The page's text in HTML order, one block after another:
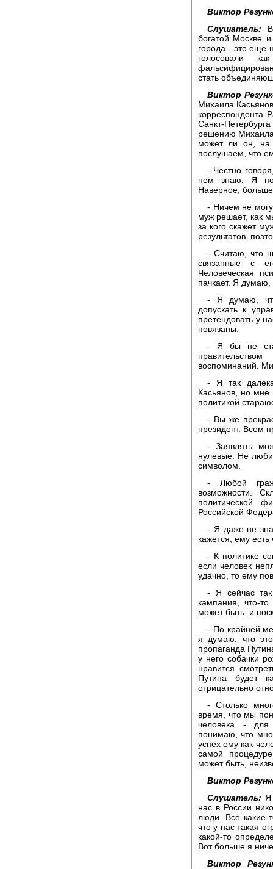
Виктор
Слушатель:
богатой Москве
города - это еще
голосовали
стать
Виктор
Михаила
корреспондента
Санкт-
решению Михаила
может ли он, на
послушаем, что
- Честно
нем знаю. Я
Наверное,
- Ничем не
муж решает, как
за кого скажет
результатов,
- Считаю, что
связанные с
Человеческая
пачкает. Я думаю,
- Я думаю,
допускать к
претендовать у
повязаны.
- Я бы не
воспоминаний.
- Я так
Касьянов, но
политикой
- Вы же
президент. Всем
- Заявлять
нулевые. Не
символом.
- Любой
возможности.
политической
Российской
- Я даже не
кажется, ему есть
- К политике
если человек
удачно, то ему
- Я сейчас
кампания, что-
может быть, и
- По крайней
я думаю, что
пропаганда
у него собачки
нравится
Путина будет
отрицательно
- Столько
время, что мы
человека - для
понимаю, что
успех ему как
самой
может быть,
Виктор
Слушатель: Я
нас в России
люди. Все какие-
что у нас такая
какой-то
Вот больше я
Виктор